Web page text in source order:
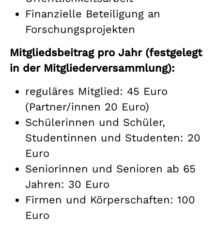
Finanzielle Beteiligung an
Forschungsprojekten
Mitgliedsbeitrag pro Jahr (festgelegt
in der Mitgliederversammlung):
reguläres Mitglied: 45 Euro
(Partner/innen 20 Euro)
Schülerinnen und Schüler,
Studentinnen und Studenten: 20
Euro
Seniorinnen und Senioren ab 65
Jahren: 30 Euro
Firmen und Körperschaften: 100
Euro